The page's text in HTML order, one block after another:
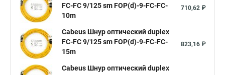
FC-FC 9/125 sm FOP(d)-9-FC-FC-
10m
710,62 ₽
Cabeus Шнур оптический duplex
FC-FC 9/125 sm FOP(d)-9-FC-FC-
15m
823,16 ₽
Cabeus Шнур оптический duplex